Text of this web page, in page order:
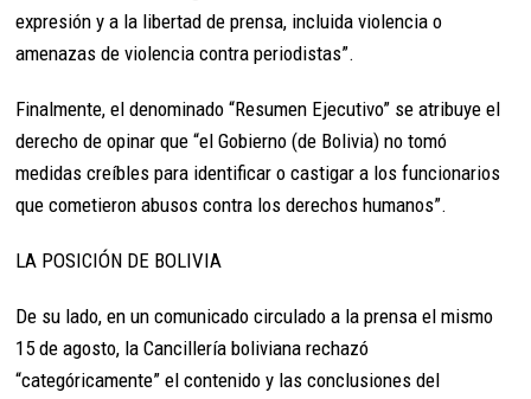
expresión y a la libertad de prensa, incluida violencia o
amenazas de violencia contra periodistas”.
Finalmente, el denominado “Resumen Ejecutivo” se atribuye el
derecho de opinar que “el Gobierno (de Bolivia) no tomó
medidas creíbles para identificar o castigar a los funcionarios
que cometieron abusos contra los derechos humanos”.
LA POSICIÓN DE BOLIVIA
De su lado, en un comunicado circulado a la prensa el mismo
15 de agosto, la Cancillería boliviana rechazó
“categóricamente” el contenido y las conclusiones del